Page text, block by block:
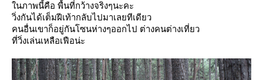
นภาพนี้คือ พื้นที่กว้างจริงๆนะคะ
วิ่งกันได้เต็มฝีเท้ากลับไปมาเลยทีเดียว
คนอื่นเขาก็อยู่กันโซนห่างๆออกไป ต่างคนต่างเที่ยว
ที่วิ่งเล่นเหลือเฟือน่ะ